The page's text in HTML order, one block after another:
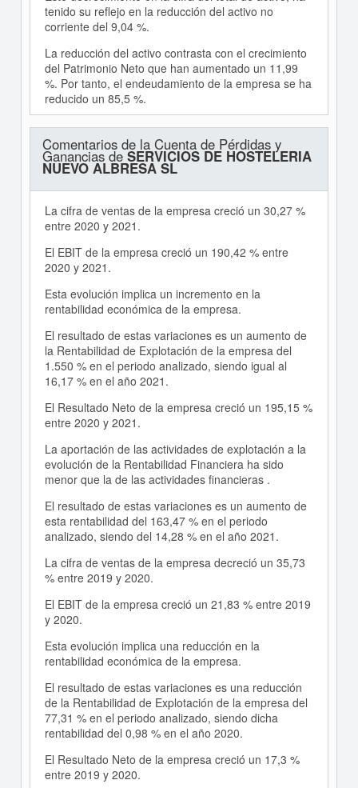
tenido su reflejo en la reducción del activo no
corriente del 9,04 %.
La reducción del activo contrasta con el crecimiento
del Patrimonio Neto que han aumentado un 11,99
%. Por tanto, el endeudamiento de la empresa se ha
reducido un 85,5 %.
Comentarios de la Cuenta de Pérdidas y
Ganancias deSERVICIOS DE HOSTELERIA
NUEVO ALBRESA SL
La cifra de ventas de la empresa creció un 30,27 %
entre 2020 y 2021.
El EBIT de la empresa creció un 190,42 % entre
2020 y 2021.
Esta evolución implica un incremento en la
rentabilidad económica de la empresa.
El resultado de estas variaciones es un aumento de
la Rentabilidad de Explotación de la empresa del
1.550 % en el periodo analizado, siendo igual al
16,17 % en el año 2021.
El Resultado Neto de la empresa creció un 195,15 %
entre 2020 y 2021.
La aportación de las actividades de explotación a la
evolución de la Rentabilidad Financiera ha sido
menor que la de las actividades financieras .
El resultado de estas variaciones es un aumento de
esta rentabilidad del 163,47 % en el periodo
analizado, siendo del 14,28 % en el año 2021.
La cifra de ventas de la empresa decreció un 35,73
% entre 2019 y 2020.
El EBIT de la empresa creció un 21,83 % entre 2019
y 2020.
Esta evolución implica una reducción en la
rentabilidad económica de la empresa.
El resultado de estas variaciones es una reducción
de la Rentabilidad de Explotación de la empresa del
77,31 % en el periodo analizado, siendo dicha
rentabilidad del 0,98 % en el año 2020.
El Resultado Neto de la empresa creció un 17,3 %
entre 2019 y 2020.